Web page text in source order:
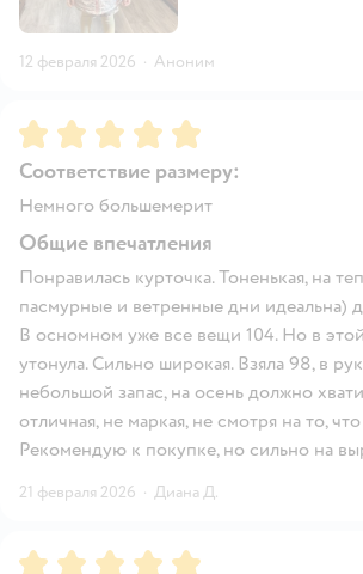
12 февраля 2026 · Аноним
Рейтинг:5
Соответствие размеру:
Немного большемерит
Общие впечатления
Понравилась курточка. Тоненькая, на
пасмурные и ветренные дни идеальна)
В осномном уже все вещи 104. Но в
утонула. Сильно широкая. Взяла 98, в
небольшой запас, на осень должно
отличная, не маркая, не смотря на то, что
Рекомендую к покупке, но сильно на
21 февраля 2026 · Диана Д.
Рейтинг:5